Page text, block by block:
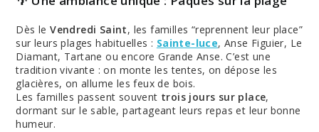
Dès leVendredi Saint, les familles “reprennent leur place”
sur leurs plages habituelles : Sainte-luce, Anse Figuier, Le
Diamant, Tartane ou encore Grande Anse. C’est une
tradition vivante : on monte les tentes, on dépose les
glacières, on allume les feux de bois.
Les familles passent souvent trois jours sur place,
dormant sur le sable, partageant leurs repas et leur bonne
humeur.